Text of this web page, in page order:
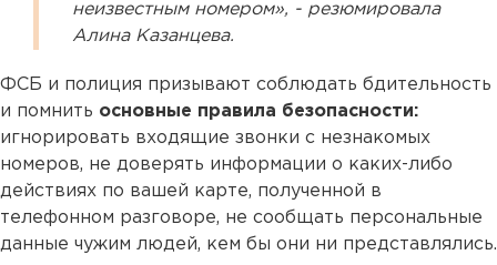
неизвестным номером», - резюмировала
Алина Казанцева.
ФСБ и полиция призывают соблюдать бдительность
и помнить основные правила безопасности:
игнорировать входящие звонки с незнакомых
номеров, не доверять информации о каких-либо
действиях по вашей карте, полученной в
телефонном разговоре, не сообщать персональные
данные чужим людей, кем бы они ни представлялись.